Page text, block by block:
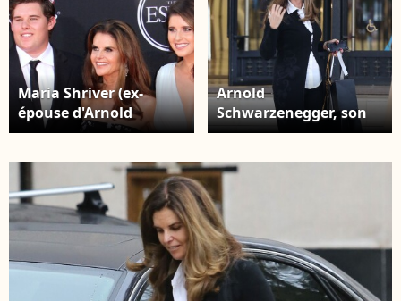
Maria Shriver (ex-
épouse d'Arnold
Schwarzenegger) et
Christopher, Katherine
et Christina
Schwarzenegger -
"ESPY Awards 2017" au
Microsoft Theater à
Los Angeles, le 12
juillet 2017. © AdMedia
Arnold
Schwarzenegger, son
ex-épouse Maria
Patrick au centre
New York à Beverly
Hills. Los Angeles, le 22
décembre 2015.